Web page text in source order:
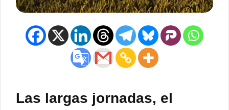
Las largas jornadas, el